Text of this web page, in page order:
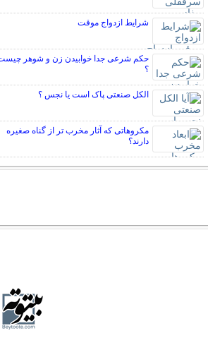
شرایط ازدواج موقت
حکم شرعی جدا خوابیدن زن و شوهر
؟
الکل صنعتی پاک است یا نجس ؟
مکروهاتی که آثار مخرب تر از گناه صغیره
دارند؟